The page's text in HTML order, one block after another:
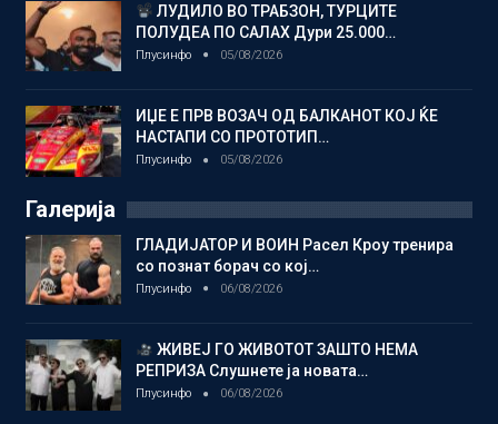
ЛУДИЛО ВО ТРАБЗОН, ТУРЦИТЕ
ПОЛУДЕА ПО САЛАХ Дури 25.000…
Плусинфо 05/08/2026
ИЏЕ Е ПРВ ВОЗАЧ ОД БАЛКАНОТ КОЈ ЌЕ
НАСТАПИ СО ПРОТОТИП…
Плусинфо 05/08/2026
Галерија
ГЛАДИЈАТОР И ВОИН Расел Кроу тренира
со познат борач со кој…
Плусинфо 06/08/2026
ЖИВЕЈ ГО ЖИВОТОТ ЗАШТО НЕМА
РЕПРИЗА Слушнете ја новата…
Плусинфо 06/08/2026